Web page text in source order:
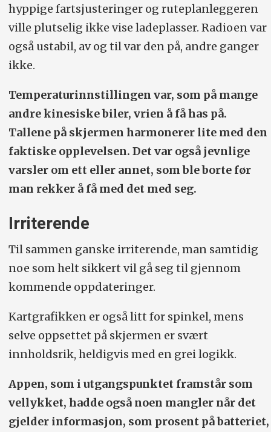
hyppige fartsjusteringer og ruteplanleggeren
ville plutselig ikke vise ladeplasser. Radioen var
også ustabil, av og til var den på, andre ganger
ikke.
Temperaturinnstillingen var, som på mange
andre kinesiske biler, vrien å få has på.
Tallene på skjermen harmonerer lite med den
faktiske opplevelsen. Det var også jevnlige
varsler om ett eller annet, som ble borte før
man rekker å få med det med seg.
Irriterende
Til sammen ganske irriterende, man samtidig
noe som helt sikkert vil gå seg til gjennom
kommende oppdateringer.
Kartgrafikken er også litt for spinkel, mens
selve oppsettet på skjermen er svært
innholdsrik, heldigvis med en grei logikk.
Appen, som i utgangspunktet framstår som
vellykket, hadde også noen mangler når det
gjelder informasjon, som prosent på batteriet,